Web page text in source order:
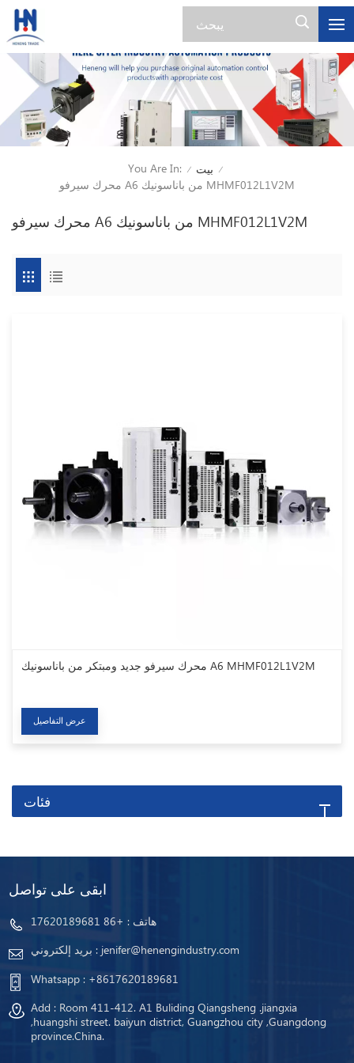
You Are In: / بيت /
محرك سيرفو A6 من باناسونيك MHMF012L1V2M
محرك سيرفو A6 من باناسونيك MHMF012L1V2M
محرك سيرفو جديد ومبتكر من باناسونيك A6 MHMF012L1V2M
عرض التفاصيل
فئات
ابقى على تواصل
هاتف : +86 17620189681
بريد إلكتروني : jenifer@henengindustry.com
Whatsapp : +8617620189681
Add : Room 411-412. A1 Buliding Qiangsheng .jiangxia
,huangshi street. baiyun district, Guangzhou city ,Guangdong
province.China.